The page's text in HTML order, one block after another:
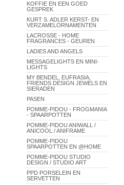
KOFFIE EN EEN GOED
GESPREK
KURT S. ADLER KERST- EN
VERZAMELORNAMENTEN
LACROSSE - HOME
FRAGRANCES - GEUREN
LADIES AND ANGELS
MESSAGELIGHTS EN MINI-
LIGHTS
MY BENDEL, EUFRASIA,
FRIENDS DESIGN JEWELS EN
SIERADEN
PASEN
POMME-PIDOU - FROGMANIA
- SPAARPOTTEN
POMME-PIDOU ANIWALL /
ANICOOL / ANIFRAME
POMME-PIDOU
SPAARPOTTEN EN @HOME
POMME-PIDOU STUDIO
DESIGN / STUDIO ART
PPD PORSELEIN EN
SERVETTEN